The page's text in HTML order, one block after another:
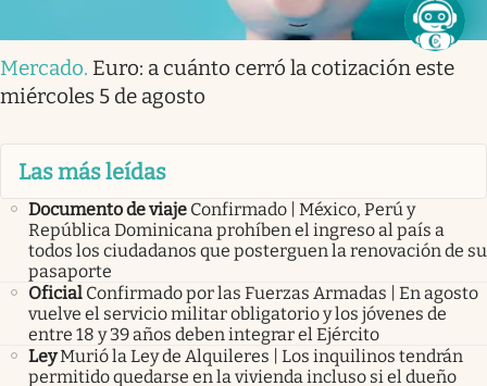
Mercado. Euro: a cuánto cerró la cotización este
miércoles 5 de agosto
Las más leídas
Documento de viaje Confirmado | México, Perú y
República Dominicana prohíben el ingreso al país a
todos los ciudadanos que posterguen la renovación de su
pasaporte
Oficial Confirmado por las Fuerzas Armadas | En agosto
vuelve el servicio militar obligatorio y los jóvenes de
entre 18 y 39 años deben integrar el Ejército
LeyMurió la Ley de Alquileres | Los inquilinos tendrán
permitido quedarse en la vivienda incluso si el dueño